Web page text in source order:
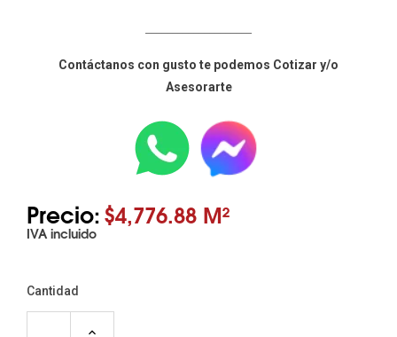
Contáctanos con gusto te podemos Cotizar y/o
Asesorarte
Precio:$4,776.88 M²
IVA incluido
Cantidad